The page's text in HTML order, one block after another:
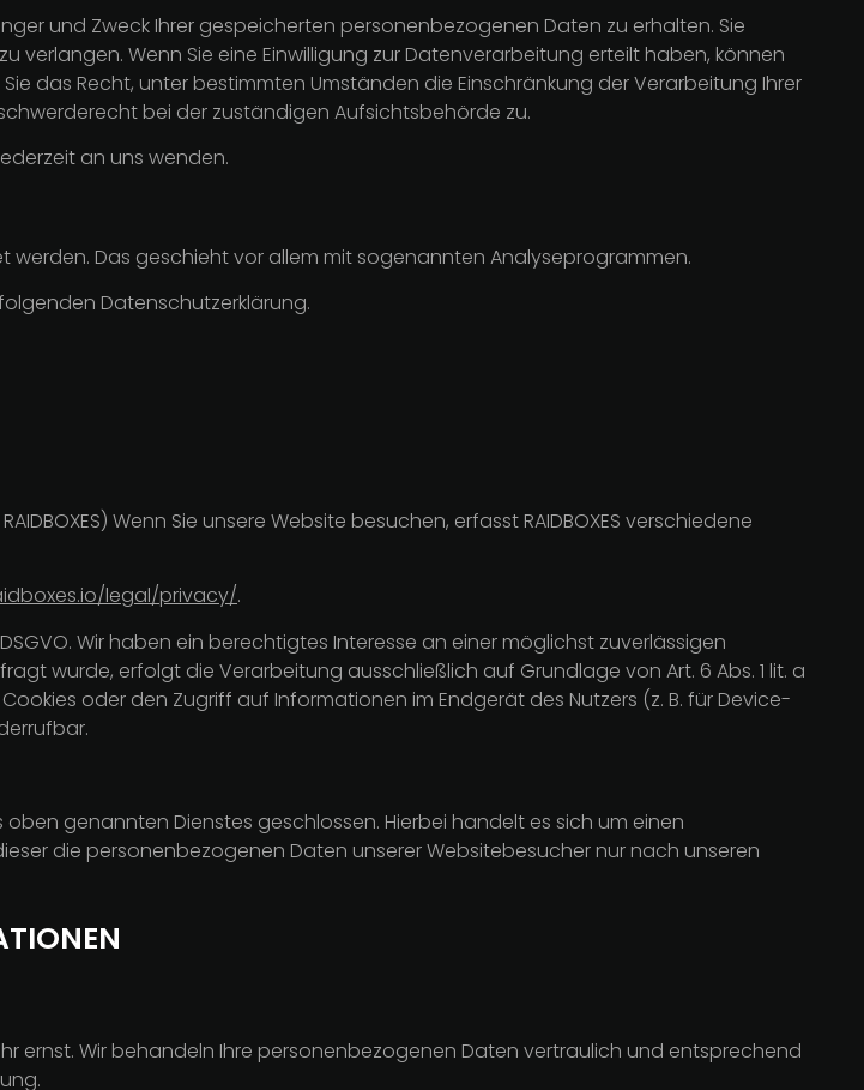
und Zweck Ihrer gespeicherten personenbezogenen Daten zu erhalten. Sie
Wenn Sie eine Einwilligung zur Datenverarbeitung erteilt haben, können
das Recht, unter bestimmten Umständen die Einschränkung der Verarbeitung Ihrer
bei der zuständigen Aufsichtsbehörde zu.
an uns wenden.
werden. Das geschieht vor allem mit sogenannten Analyseprogrammen.
Datenschutzerklärung.
Wenn Sie unsere Website besuchen, erfasst RAIDBOXES verschiedene
legal/privacy/.
Wir haben ein berechtigtes Interesse an einer möglichst zuverlässigen
wurde, erfolgt die Verarbeitung ausschließlich auf Grundlage von Art. 6 Abs. 1 lit. a
oder den Zugriff auf Informationen im Endgerät des Nutzers (z. B. für Device-
genannten Dienstes geschlossen. Hierbei handelt es sich um einen
die personenbezogenen Daten unserer Websitebesucher nur nach unseren
ernst. Wir behandeln Ihre personenbezogenen Daten vertraulich und entsprechend